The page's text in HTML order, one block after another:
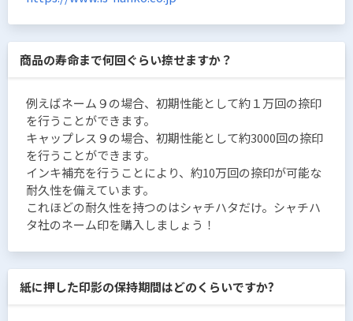
商品の寿命まで何回ぐらい捺せますか？
例えばネーム９の場合、初期性能として約１万回の捺印
を行うことができます。
キャップレス９の場合、初期性能として約3000回の捺印
を行うことができます。
インキ補充を行うことにより、約10万回の捺印が可能な
耐久性を備えています。
これほどの耐久性を持つのはシャチハタだけ。シャチハ
タ社のネーム印を購入しましょう！
紙に押した印影の保持期間はどのくらいですか?